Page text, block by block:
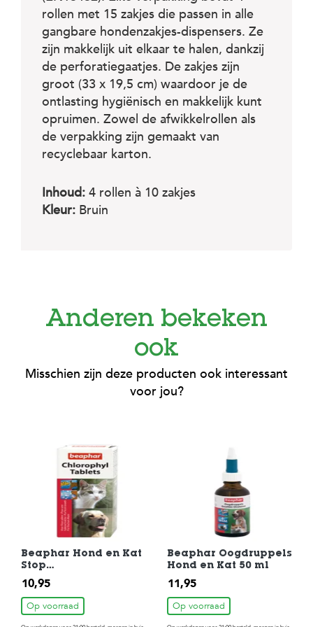
rollen met 15 zakjes die passen in alle
gangbare hondenzakjes-dispensers. Ze
zijn makkelijk uit elkaar te halen, dankzij
de perforatiegaatjes. De zakjes zijn
groot (33 x 19,5 cm) waardoor je de
ontlasting hygiënisch en makkelijk kunt
opruimen. Zowel de afwikkelrollen als
de verpakking zijn gemaakt van
recyclebaar karton.
Inhoud: 4 rollen à 10 zakjes
Kleur: Bruin
Anderen bekeken
ook
Misschien zijn deze producten ook interessant
voor jou?
Beaphar Hond en Kat
Stop
Chlorophyltabletten
30 st
10,95
Op voorraad
Beaphar Oogdruppels
Hond en Kat 50 ml
11,95
Op voorraad